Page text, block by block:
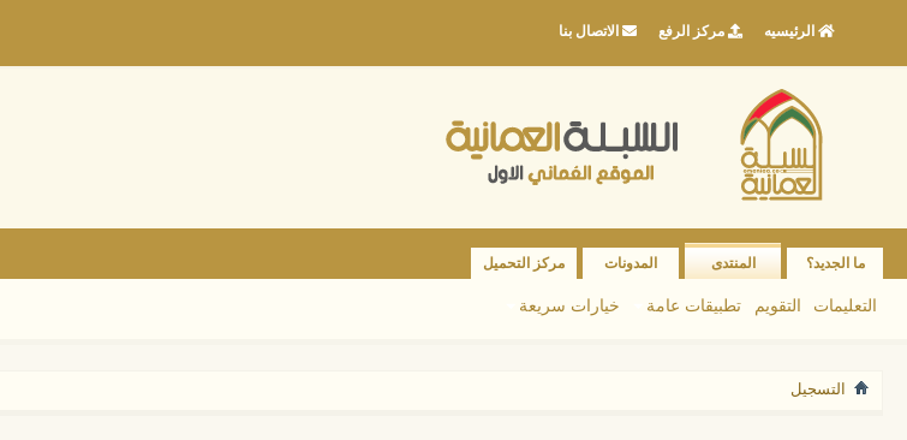
الرئيسيه مركز الرفع الاتصال بنا
ما الجديد؟ المنتدى
التعليمات التقويم تطبيقات عامة خيارات سريعة
المدونات مركز التحميل
التسجيل